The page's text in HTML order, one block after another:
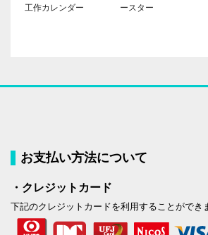
工作カレンダー
ースター
お支払い方法について
・クレジットカード
下記のクレジットカードを利用することができ